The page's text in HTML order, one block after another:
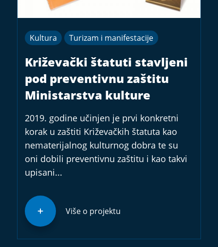
Kultura Turizam i manifestacije
Križevački štatuti stavljeni
pod preventivnu zaštitu
Ministarstva kulture
2019. godine učinjen je prvi konkretni
korak u zaštiti Križevačkih štatuta kao
nematerijalnog kulturnog dobra te su
oni dobili preventivnu zaštitu i kao takvi
upisani...
Više o projektu